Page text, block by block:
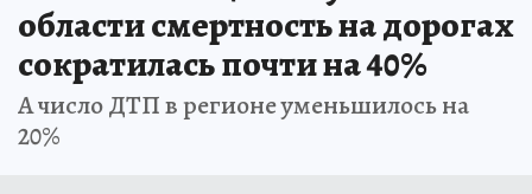
области смертность на дорогах
сократилась почти на 40%
А число ДТП в регионе уменьшилось на
20%